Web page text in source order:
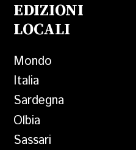
EDIZIONI
LOCALI
Mondo
Italia
Sardegna
Olbia
Sassari